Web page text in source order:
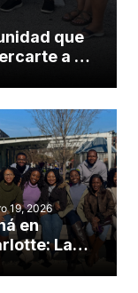
que
a tu
19, 2026
en
La
de una